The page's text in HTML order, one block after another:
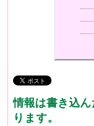
情報は書き込
ります。